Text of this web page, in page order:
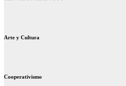
Arte y Cultura
Cooperativismo